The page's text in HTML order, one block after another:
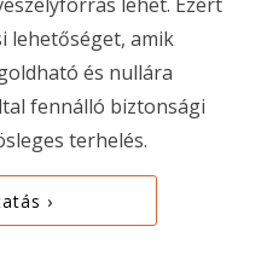
lehetőséget, amik
és nullára
fennálló biztonsági
terhelés.
›